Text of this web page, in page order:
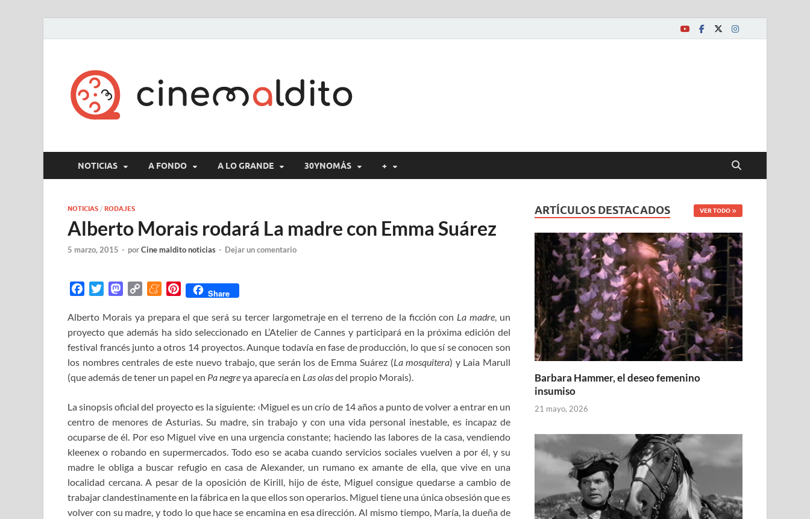
NOTICIAS A FONDO A LO GRANDE 30YNOMÁS +
NOTICIAS / RODAJES
Alberto Morais rodará La madre con Emma Suárez
5 marzo, 2015 - porCine maldito noticias - Dejar un comentario
c
e
b
o
o
i
t
t
e
r
M
s
t
o
d
o
p
y
L
i
n
M
n
e
a
m
e
P
n
t
e
r
e
t
Share
Alberto Morais ya prepara el que será su tercer largometraje en el terreno de la ficción con La madre, un
proyecto que además ha sido seleccionado en L’Atelier de Cannes y participará en la próxima edición del
festival francés junto a otros 14 proyectos. Aunque todavía en fase de producción, lo que sí se conocen son
los nombres centrales de este nuevo trabajo, que serán los de Emma Suárez (La mosquitera) y Laia Marull
(que además de tener un papel en Pa negreya aparecía en Las olasdel propio Morais).
La sinopsis oficial del proyecto es la siguiente: ‹Miguel es un crío de 14 años a punto de volver a entrar en un
centro de menores de Asturias. Su madre, sin trabajo y con una vida personal inestable, es incapaz de
ocuparse de él. Por eso Miguel vive en una urgencia constante; haciendo las labores de la casa, vendiendo
kleenex o robando en supermercados. Todo eso se acaba cuando servicios sociales vuelven a por él, y su
madre le obliga a buscar refugio en casa de Alexander, un rumano ex amante de ella, que vive en una
localidad cercana. A pesar de la oposición de Kirill, hijo de éste, Miguel consigue quedarse a cambio de
trabajar clandestinamente en la fábrica en la que ellos son operarios. Miguel tiene una única obsesión que es
volver con su madre, y todo lo que hace se encamina en esa dirección. Al mismo tiempo, María, la dueña de
ARTÍCULOS DESTACADOS VER TODO
Barbara Hammer, el deseo femenino
insumiso
21 mayo, 2026